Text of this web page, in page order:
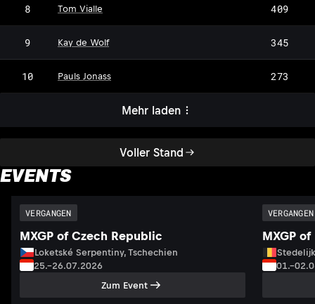
Voller Stand
8 Tom Vialle 409
9 Kay de Wolf 345
10 Pauls Jonass 273
Mehr laden
EVENTS
VERGANGEN
MXGP of Czech Republic
Loketské Serpentiny, Tschechien
25.–26.07.2026
Zum Event
VERGANGEN
MXGP